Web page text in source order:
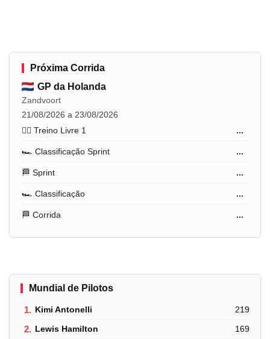
Próxima Corrida
GP da Holanda
Zandvoort
21/08/2026 a 23/08/2026
🏋️‍♂️ Treino Livre 1
...
🏎️ Classificação Sprint ...
🏁 Sprint ...
🏎️ Classificação ...
🏁 Corrida ...
Mundial de Pilotos
1. Kimi Antonelli 219
2. Lewis Hamilton 169